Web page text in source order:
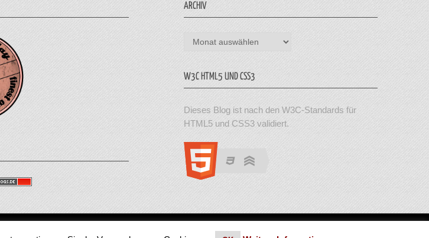
ARCHIV
Archiv
W3C HTML5 UND CSS3
Dieses Blog ist nach den W3C-Standards für
HTML5 und CSS3 validiert.
Medienjournal. Alle Rechte vorbehalten. Theme von MyThemeShop. Impressum